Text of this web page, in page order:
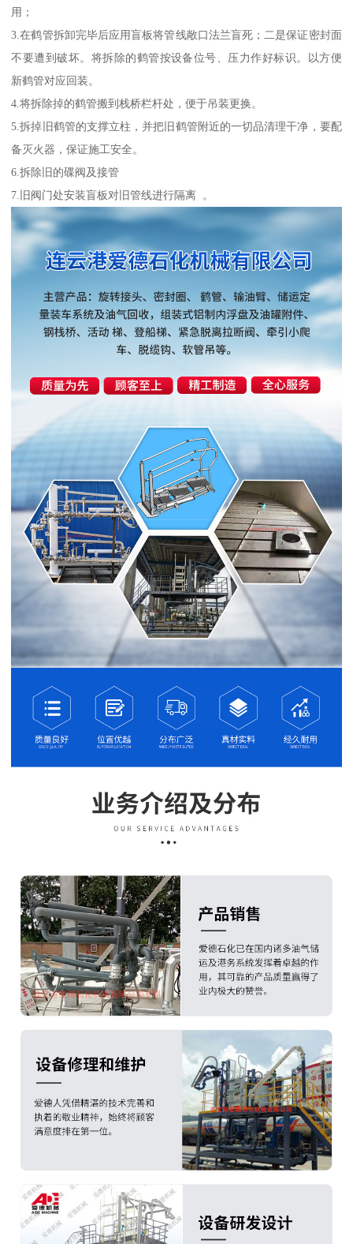
用；
3.在鹤管拆卸完毕后应用盲板将管线敞口法兰盲死；二是保证密封面
不要遭到破坏。将拆除的鹤管按设备位号、压力作好标识。以方便
新鹤管对应回装。
4.将拆除掉的鹤管搬到栈桥栏杆处，便于吊装更换。
5.拆掉旧鹤管的支撑立柱，并把旧鹤管附近的一切品清理干净，要配
备灭火器，保证施工安全。
6.拆除旧的碟阀及接管
7.旧阀门处安装盲板对旧管线进行隔离 。